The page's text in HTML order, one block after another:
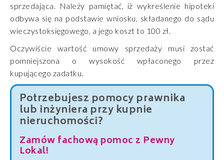
sprzedająca. Należy pamiętać, iż wykreślenie hipoteki
odbywa się na podstawie wniosku, składanego do sądu
wieczystoksięgowego, a jego koszt to 100 zł.
Oczywiście wartość umowy sprzedaży musi zostać
pomniejszona o wysokość wpłaconego przez
kupującego zadatku.
Potrzebujesz pomocy prawnika
lub inżyniera przy kupnie
nieruchomości?
Zamów fachową pomoc z Pewny
Lokal!